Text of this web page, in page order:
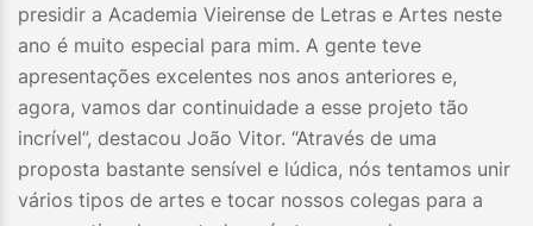
presidir a Academia Vieirense de Letras e Artes neste
ano é muito especial para mim. A gente teve
apresentações excelentes nos anos anteriores e,
agora, vamos dar continuidade a esse projeto tão
incrível”, destacou João Vitor. “Através de uma
proposta bastante sensível e lúdica, nós tentamos unir
vários tipos de artes e tocar nossos colegas para a